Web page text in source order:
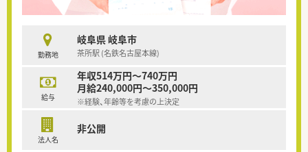
勤務地
岐阜県 岐阜市
茶所駅 (名鉄名古屋本線)
給与
年収514万円～740万円
月給240,000円～350,000円
※経験、年齢等を考慮の上決定
法人名
非公開